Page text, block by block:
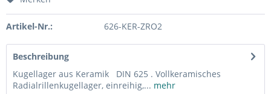
Artikel-Nr.: 626-KER-ZRO2
Beschreibung
Kugellager aus Keramik DIN 625 . Vollkeramisches
Radialrillenkugellager, einreihig,... mehr